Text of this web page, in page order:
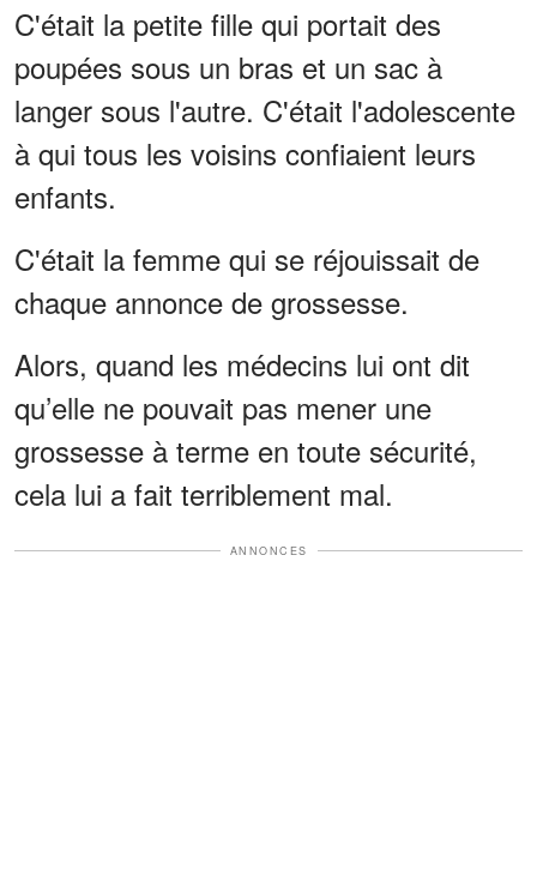
C'était la petite fille qui portait des
poupées sous un bras et un sac à
langer sous l'autre. C'était l'adolescente
à qui tous les voisins confiaient leurs
enfants.
C'était la femme qui se réjouissait de
chaque annonce de grossesse.
Alors, quand les médecins lui ont dit
qu’elle ne pouvait pas mener une
grossesse à terme en toute sécurité,
cela lui a fait terriblement mal.
ANNONCES